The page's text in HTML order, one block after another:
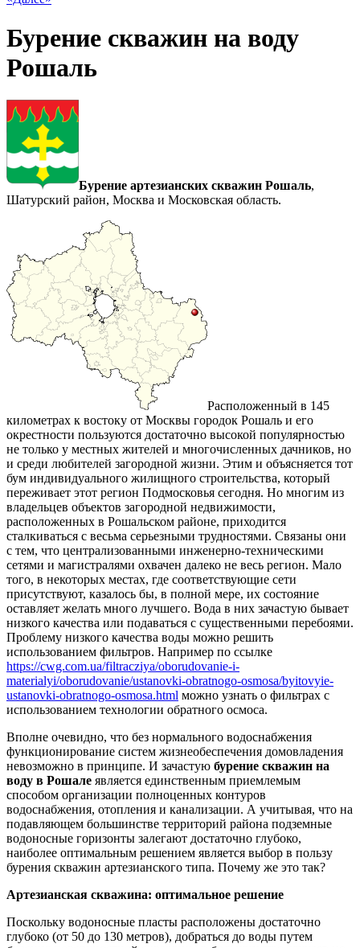
Бурение скважин на воду
Рошаль
Бурение артезианских скважин Рошаль,
Шатурский район, Москва и Московская область.
Расположенный в 145
километрах к востоку от Москвы городок Рошаль и его
окрестности пользуются достаточно высокой популярностью
не только у местных жителей и многочисленных дачников, но
и среди любителей загородной жизни. Этим и объясняется тот
бум индивидуального жилищного строительства, который
переживает этот регион Подмосковья сегодня. Но многим из
владельцев объектов загородной недвижимости,
расположенных в Рошальском районе, приходится
сталкиваться с весьма серьезными трудностями. Связаны они
с тем, что централизованными инженерно-техническими
сетями и магистралями охвачен далеко не весь регион. Мало
того, в некоторых местах, где соответствующие сети
присутствуют, казалось бы, в полной мере, их состояние
оставляет желать много лучшего. Вода в них зачастую бывает
низкого качества или подаваться с существенными перебоями.
Проблему низкого качества воды можно решить
использованием фильтров. Например по ссылке
https://cwg.com.ua/filtracziya/oborudovanie-i-
materialyi/oborudovanie/ustanovki-obratnogo-osmosa/byitovyie-
ustanovki-obratnogo-osmosa.html можно узнать о фильтрах с
использованием технологии обратного осмоса.
Вполне очевидно, что без нормального водоснабжения
функционирование систем жизнеобеспечения домовладения
невозможно в принципе. И зачастую бурение скважин на
воду в Рошале является единственным приемлемым
способом организации полноценных контуров
водоснабжения, отопления и канализации. А учитывая, что на
подавляющем большинстве территорий района подземные
водоносные горизонты залегают достаточно глубоко,
наиболее оптимальным решением является выбор в пользу
бурения скважин артезианского типа. Почему же это так?
Артезианская скважина: оптимальное решение
Поскольку водоносные пласты расположены достаточно
глубоко (от 50 до 130 метров), добраться до воды путем